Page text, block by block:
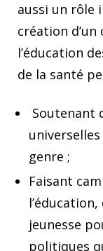
aussi un rôle
création
l’éducation
de la santé
Soutenant
genre ;
Faisant
jeunesse
politiques